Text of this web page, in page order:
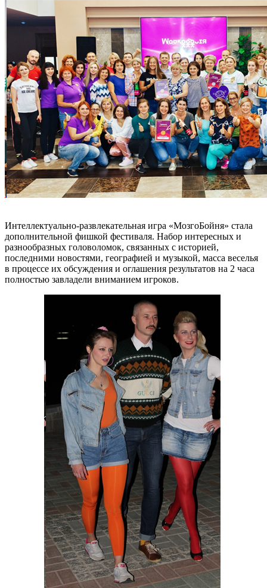
Интеллектуально-развлекательная игра «МозгоБойня» стала
дополнительной фишкой фестиваля. Набор интересных и
разнообразных головоломок, связанных с историей,
последними новостями, географией и музыкой, масса веселья
в процессе их обсуждения и оглашения результатов на 2 часа
полностью завладели вниманием игроков.